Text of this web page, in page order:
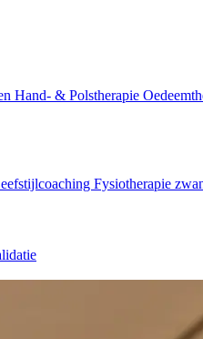
Hand- & Polstherapie
Fysiotherapie